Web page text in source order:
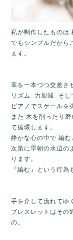
私が制作したものは
でもシンプルだから
ます。
革を一本づつ交差さ
リズム 力加減 そし
ピアノでスケールを
また 木を削ったり
て循環します。
静かな心の中で 編む
次第に早朝の水辺の
ります。
『編む』という行為
手を介して流れてゆ
ブレスレットはその
の。